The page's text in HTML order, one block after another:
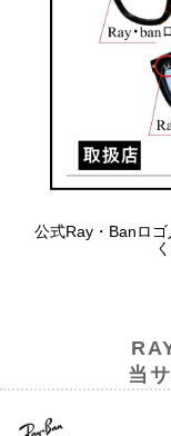
公式Ray・Banロ
当